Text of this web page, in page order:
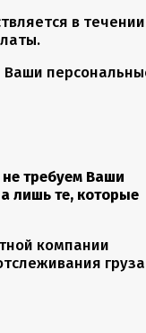
в течении
Ваши
требуем Ваши
лишь те, которые
компании
груза